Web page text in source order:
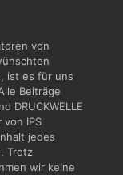
von
ist es für uns
Beiträge
DRUCKWELLE
IPS
jedes
Trotz
wir keine